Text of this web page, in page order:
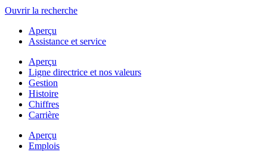
Ouvrir la recherche
Aperçu
Assistance et service
Aperçu
Ligne directrice et nos valeurs
Gestion
Histoire
Chiffres
Carrière
Aperçu
Emplois